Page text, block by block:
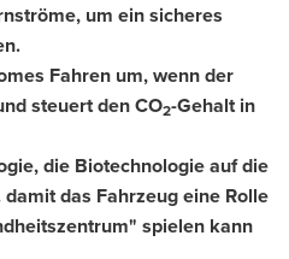
um ein sicheres
Fahren um, wenn der
steuert den CO2-Gehalt in
die Biotechnologie auf die
das Fahrzeug eine Rolle
spielen kann